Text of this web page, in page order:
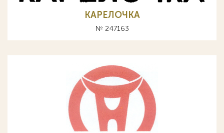
КАРЕЛОЧКА
№ 247163